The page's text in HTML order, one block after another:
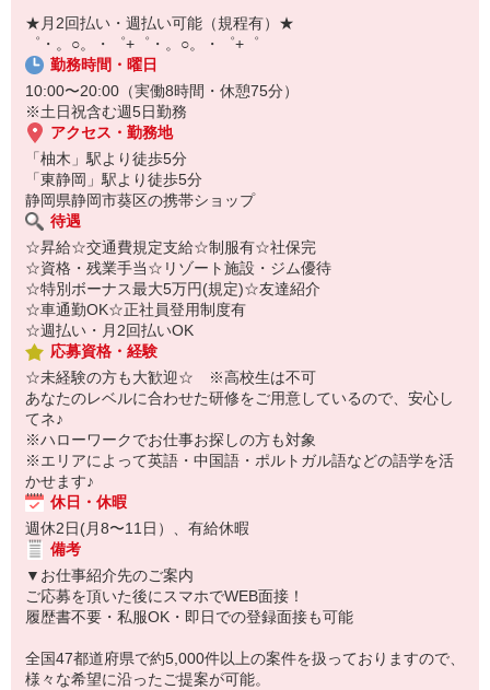
￣￣￣￣￣￣￣￣￣
自宅に居ながらスマホでカンタン面接OK！
オンライン面談なのでスピード対応。
★月2回払い・週払い可能（規程有）★
゜・。○。・゜+゜・。○。・゜+゜
勤務時間・曜日
10:00〜20:00（実働8時間・休憩75分）
※土日祝含む週5日勤務
アクセス・勤務地
「柚木」駅より徒歩5分
「東静岡」駅より徒歩5分
静岡県静岡市葵区の携帯ショップ
待遇
☆昇給☆交通費規定支給☆制服有☆社保完
☆資格・残業手当☆リゾート施設・ジム優待
☆特別ボーナス最大5万円(規定)☆友達紹介
☆車通勤OK☆正社員登用制度有
☆週払い・月2回払いOK
応募資格・経験
☆未経験の方も大歓迎☆ ※高校生は不可
あなたのレベルに合わせた研修をご用意しているので、安心し
てネ♪
※ハローワークでお仕事お探しの方も対象
※エリアによって英語・中国語・ポルトガル語などの語学を活
かせます♪
休日・休暇
週休2日(月8〜11日）、有給休暇
備考
▼お仕事紹介先のご案内
ご応募を頂いた後にスマホでWEB面接！
履歴書不要・私服OK・即日での登録面接も可能
全国47都道府県で約5,000件以上の案件を扱っておりますので、
様々な希望に沿ったご提案が可能。